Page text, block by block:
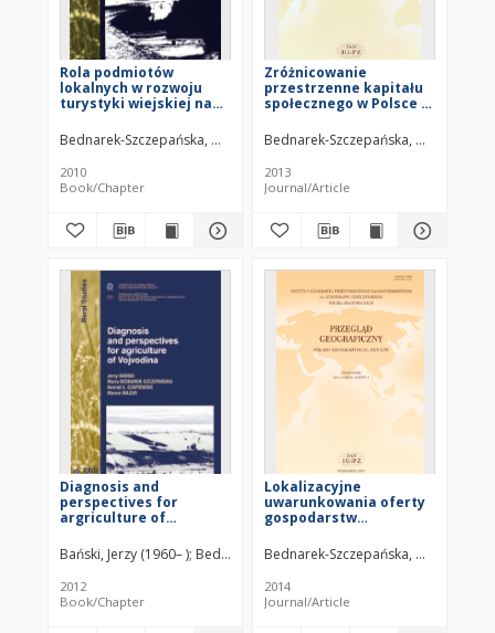
Rola podmiotów
lokalnych w rozwoju
turystyki wiejskiej na
Lubelszczyzny
Bednarek-Szczepańska, Maria
2010
Book/Chapter
Zróżnicowanie
przestrzenne kapitału
społecznego w Polsce -
Spatial differentiation
of spacial capital in
Poland - a review
Bednarek-Szczepańska, Maria
2013
Journal/Article
Diagnosis and
perspectives for
argriculture of
Bański, Jerzy (1960– ) Bednarek-Szczepańska, Maria Czapiewski,
2012
Book/Chapter
Lokalizacyjne
uwarunkowania oferty
gospodarstw
Polsce = Locational
determinants of
agritourism offer in
Poland
Bednarek-Szczepańska, Maria
2014
Journal/Article